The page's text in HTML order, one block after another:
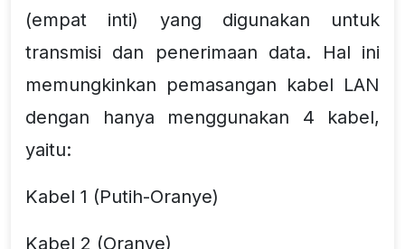
(empat inti) yang digunakan untuk
transmisi dan penerimaan data. Hal ini
memungkinkan pemasangan kabel LAN
dengan hanya menggunakan 4 kabel,
yaitu:
Kabel 1 (Putih-Oranye)
Kabel 2 (Oranye)